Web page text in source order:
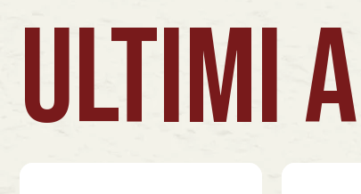
ULTIMI